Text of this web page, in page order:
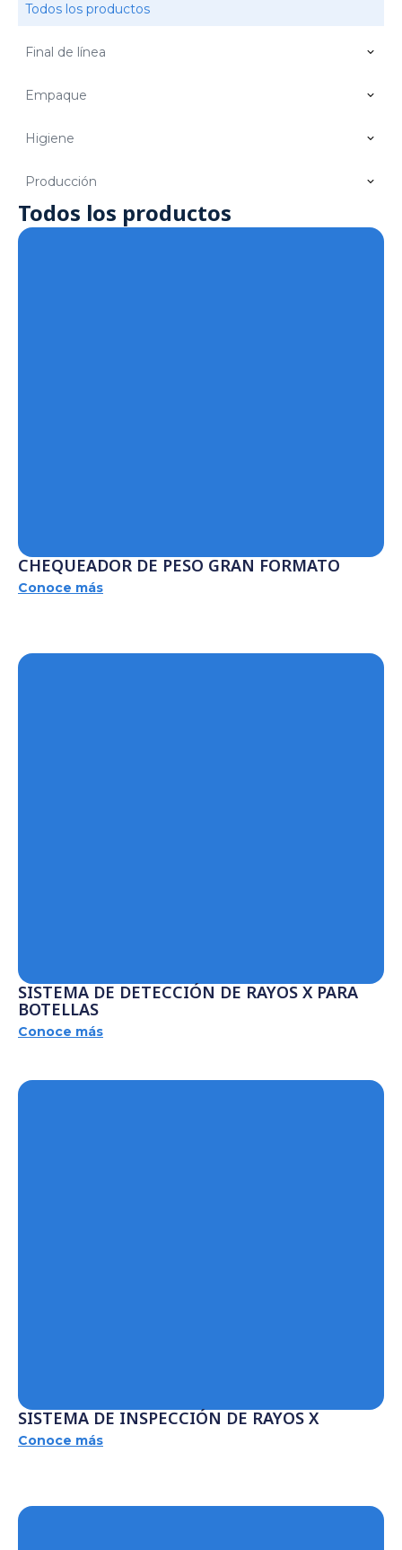
Final de línea
Empaque
Higiene
Producción
Todos los productos
Todos los productos
CHEQUEADOR DE PESO GRAN FORMATO
Conoce más
SISTEMA DE DETECCIÓN DE RAYOS X PARA
BOTELLAS
Conoce más
SISTEMA DE INSPECCIÓN DE RAYOS X
Conoce más